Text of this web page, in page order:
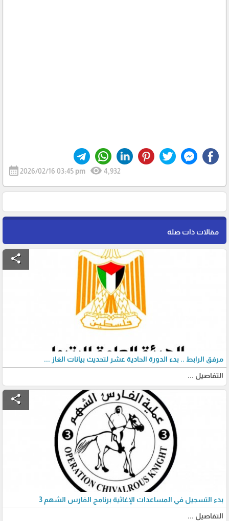
calendar_month2026/02/16 03:45 pm visibility 4,932
مقالات ذات صلة
share
مرفق الرابط .. بدء الدورة الحادية عشر لتحديث بيانات الغاز ...
التفاصيل ...
share
بدء التسجيل في المساعدات الإغاثية برنامج الفارس الشهم 3
التفاصيل ...